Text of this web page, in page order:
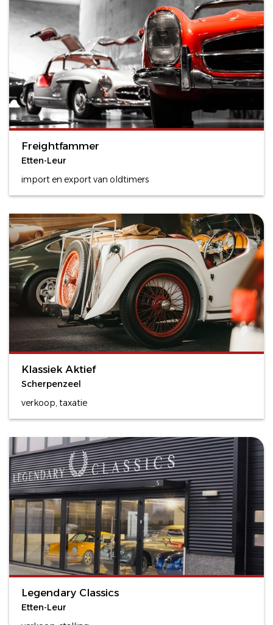
Freightfammer
Etten-Leur
import en export van oldtimers
Klassiek Aktief
Scherpenzeel
verkoop, taxatie
Legendary Classics
Etten-Leur